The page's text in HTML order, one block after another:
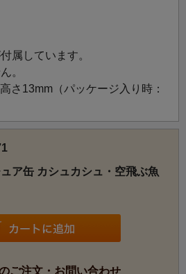
けて、マグネットボードに飾っ
楽しみください。
そのなかには、見たこともない生
しれません。
像して、空飛ぶ魚を描きました。
属しています。
。
さ13mm（パッケージ入り時：
ュア缶 カシュカシュ・空飛ぶ魚
ご注文・お問い合わせ